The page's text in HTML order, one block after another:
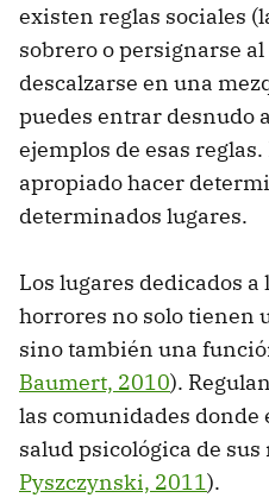
existen reglas sociales
sobrero o persignarse
descalzarse en una
puedes entrar desnudo
ejemplos de esas
apropiado hacer
determinados lugares.
Los lugares dedicados
horrores no solo tienen
sino también una
Baumert, 2010).
las comunidades donde
salud psicológica de
Pyszczynski, 2011).